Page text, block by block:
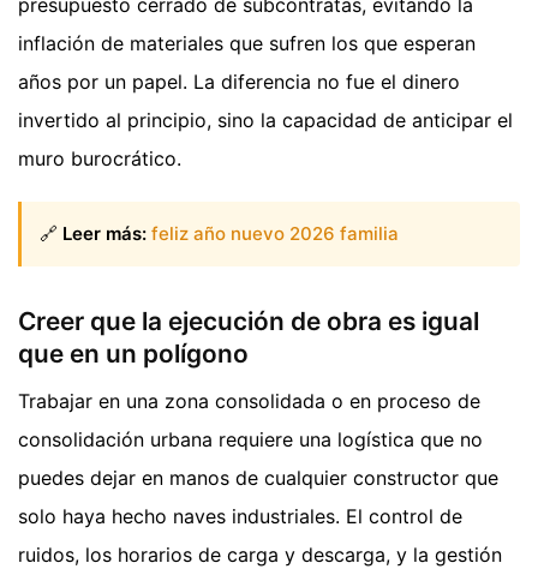
inflación de materiales que sufren los que esperan
años por un papel. La diferencia no fue el dinero
invertido al principio, sino la capacidad de anticipar el
muro burocrático.
🔗 Leer más: feliz año nuevo 2026 familia
Creer que la ejecución de obra es igual
que en un polígono
Trabajar en una zona consolidada o en proceso de
consolidación urbana requiere una logística que no
puedes dejar en manos de cualquier constructor que
solo haya hecho naves industriales. El control de
ruidos, los horarios de carga y descarga, y la gestión